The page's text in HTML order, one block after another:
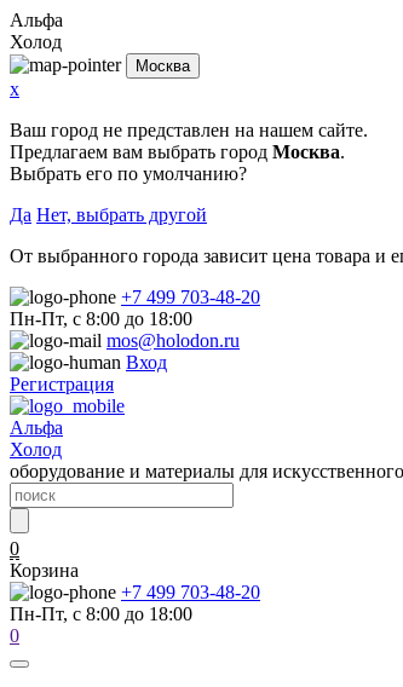
Альфа
Холод
Москва
x
Ваш город не представлен на нашем сайте.
Предлагаем вам выбрать город Москва.
Выбрать его по умолчанию?
Да Нет, выбрать другой
От выбранного города зависит цена товара и
+7 499 703-48-20
Пн-Пт, с 8:00 до 18:00
mos@holodon.ru
Вход
Регистрация
Альфа
Холод
оборудование и материалы для
0
Корзина
+7 499 703-48-20
Пн-Пт, с 8:00 до 18:00
0